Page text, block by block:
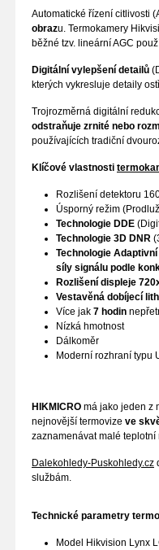
Automatické řízení citlivosti
obrazu. Termokamery
běžné tzv. lineární AGC
Digitální vylepšení detailů
kterých vykresluje detaily
Trojrozměrná digitální
odstraňuje zrnité nebo
používajících tradiční
Klíčové vlastnosti
Rozlišení detektoru
Úsporný režim
Technologie DDE
Technologie 3D DNR
Technologie Adaptivní
síly signálu podle
Rozlišení displeje
Vestavěná dobíjecí
Více jak 7 hodin
Nízká hmotnost
Dálkoměr
Moderní rozhraní typu
HIKMICRO má jako jeden z
nejnovější termovize ve
zaznamenávat malé
Dalekohledy-Puskohledy.cz
službám.
Technické parametry
Model Hikvision Lynx